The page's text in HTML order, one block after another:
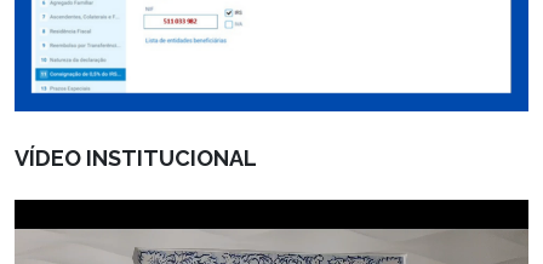
VÍDEO INSTITUCIONAL